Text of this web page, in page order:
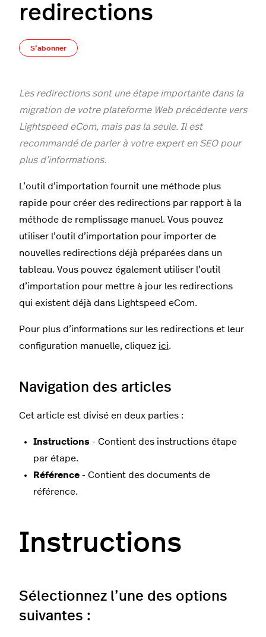
redirections
S’abonner
Les redirections sont une étape importante dans la
migration de votre plateforme Web précédente vers
Lightspeed eCom, mais pas la seule. Il est
recommandé de parler à votre expert en SEO pour
plus d’informations.
L’outil d’importation fournit une méthode plus
rapide pour créer des redirections par rapport à la
méthode de remplissage manuel. Vous pouvez
utiliser l’outil d’importation pour importer de
nouvelles redirections déjà préparées dans un
tableau. Vous pouvez également utiliser l’outil
d’importation pour mettre à jour les redirections
qui existent déjà dans Lightspeed eCom.
Pour plus d’informations sur les redirections et leur
configuration manuelle, cliquez ici.
Navigation des articles
Cet article est divisé en deux parties :
Instructions - Contient des instructions étape
par étape.
Référence - Contient des documents de
référence.
Instructions
Sélectionnez l’une des options
suivantes :